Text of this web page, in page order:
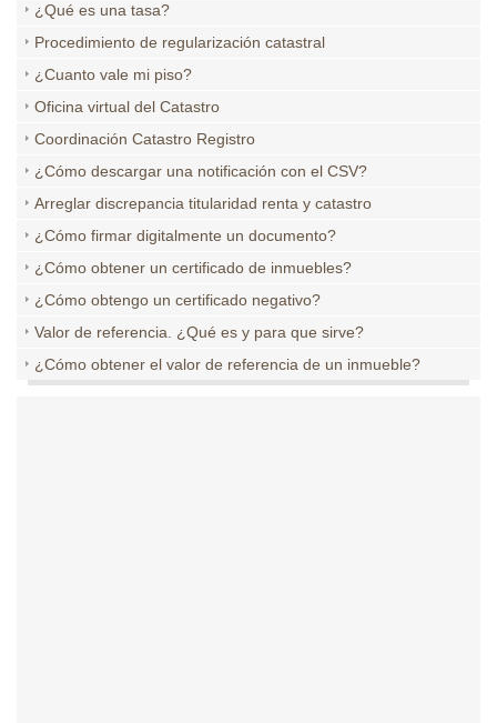
¿Qué es una tasa?
Procedimiento de regularización catastral
¿Cuanto vale mi piso?
Oficina virtual del Catastro
Coordinación Catastro Registro
¿Cómo descargar una notificación con el CSV?
Arreglar discrepancia titularidad renta y catastro
¿Cómo firmar digitalmente un documento?
¿Cómo obtener un certificado de inmuebles?
¿Cómo obtengo un certificado negativo?
Valor de referencia. ¿Qué es y para que sirve?
¿Cómo obtener el valor de referencia de un inmueble?